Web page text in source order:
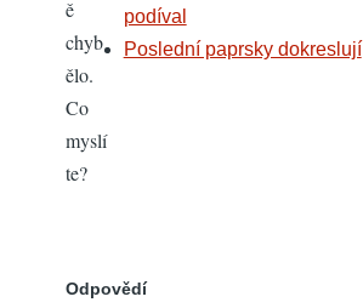
ě
chyb
ělo.
Co
myslí
te?
Odpovědí
podíval
Poslední paprsky dokreslují